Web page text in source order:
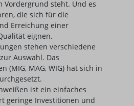
Vordergrund steht. Und es
die sich für die
Erreichung einer
eignen.
stehen verschiedene
Auswahl. Das
(MIG, MAG, WIG) hat sich in
ist ein einfaches
geringe Investitionen und